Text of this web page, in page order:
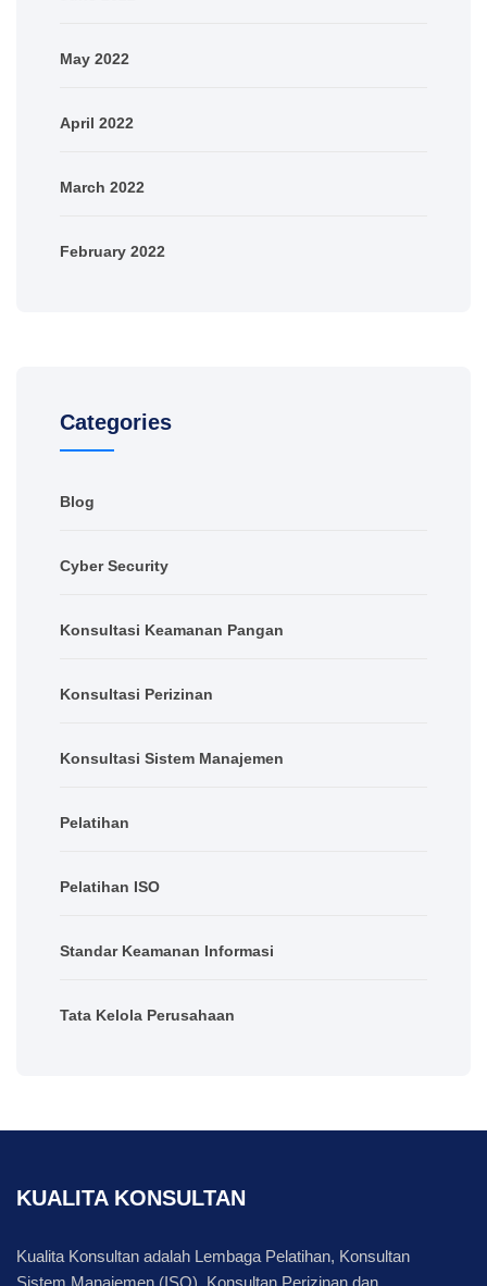
May 2022
April 2022
March 2022
February 2022
Categories
Blog
Cyber Security
Konsultasi Keamanan Pangan
Konsultasi Perizinan
Konsultasi Sistem Manajemen
Pelatihan
Pelatihan ISO
Standar Keamanan Informasi
Tata Kelola Perusahaan
KUALITA KONSULTAN
Kualita Konsultan adalah Lembaga Pelatihan, Konsultan
Sistem Manajemen (ISO), Konsultan Perizinan dan